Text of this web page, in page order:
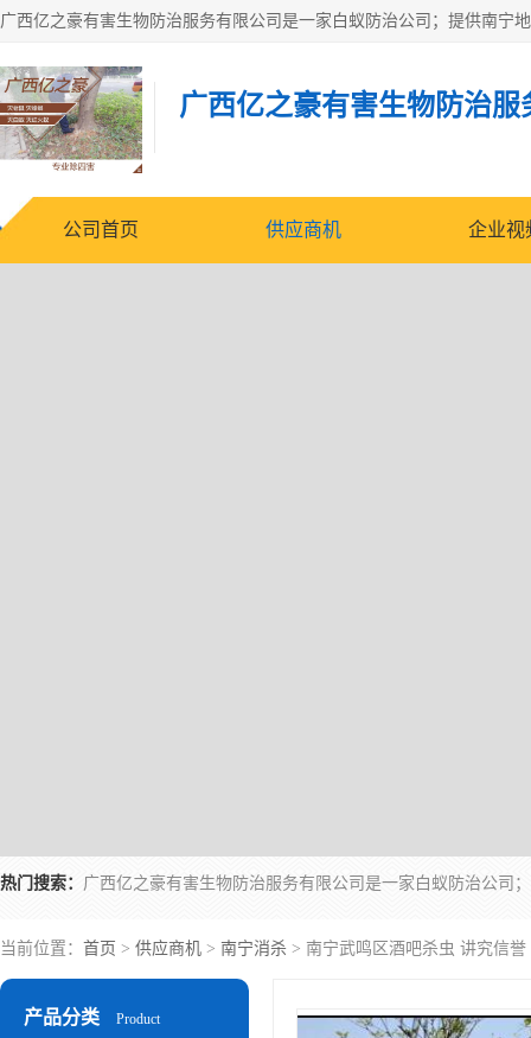
广西亿之豪有害生物防治服
公司首页 供应商机 企业视
热门搜索：
当前位置： 首页 > 供应商机 > 南宁消杀 > 南宁武鸣区酒吧杀虫 讲究信誉
产品分类 Product